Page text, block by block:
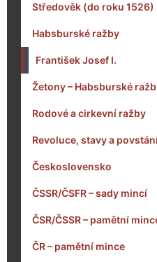
Středověk (do roku 1526)
Habsburské ražby
František Josef I.
Žetony – Habsburské
Rodové a cirkevní ražby
Revoluce, stavy a
Československo
ČSSR/ČSFR – sady mincí
ČSR/ČSSR – pamětní
ČR – pamětní mince